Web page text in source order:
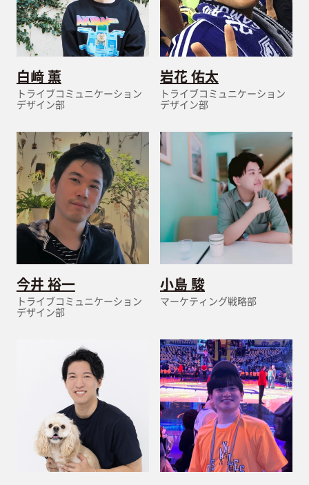
白﨑 薫
トライブコミュニケーション
デザイン部
岩花 佑太
トライブコミュニケーション
デザイン部
今井 裕一
トライブコミュニケーション
デザイン部
小島 駿
マーケティング戦略部